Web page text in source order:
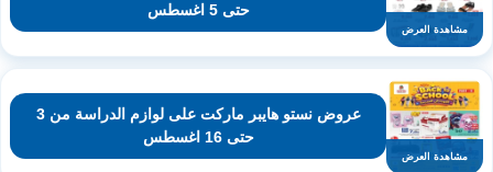
مشاهدة العرض
حتى 5 اغسطس
مشاهدة العرض
عروض نستو هايبر ماركت على لوازم الدراسة من 3
حتى 16 اغسطس